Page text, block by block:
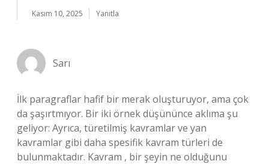
Kasım 10, 2025 Yanıtla
Sarı
İlk paragraflar hafif bir merak oluşturuyor, ama çok
da şaşırtmıyor. Bir iki örnek düşününce aklıma şu
geliyor: Ayrıca, türetilmiş kavramlar ve yan
kavramlar gibi daha spesifik kavram türleri de
bulunmaktadır. Kavram , bir şeyin ne olduğunu